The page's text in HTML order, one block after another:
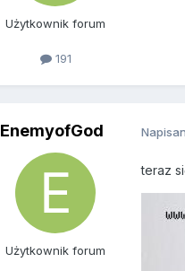
Użytkownik forum
191
EnemyofGod
Użytkownik forum
teraz